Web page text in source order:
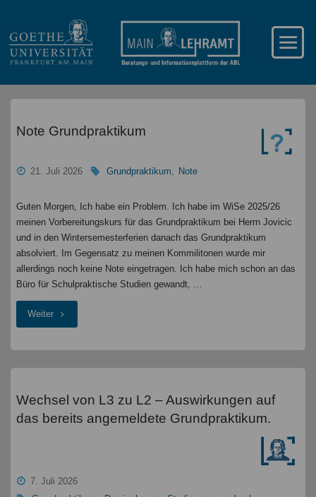
Note Grundpraktikum
21. Juli 2026 Grundpraktikum, Note
Guten Morgen, Ich habe ein Problem. Ich habe im WiSe 2025/26
meinen Vorbereitungskurs für das Grundpraktikum bei Herrn Jovicic
und in den Wintersemesterferien danach das Grundpraktikum
absolviert. Im Gegensatz zu meinen Kommilitonen wurde mir
allerdings noch keine Note eingetragen. Ich habe mich schon an das
Büro für Schulpraktische Studien gewandt, …
Weiter"Note
Wechsel von L3 zu L2 – Auswirkungen auf
das bereits angemeldete Grundpraktikum.
7. Juli 2026